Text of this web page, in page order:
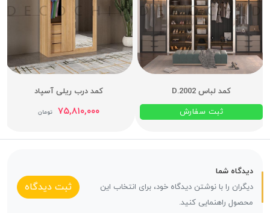
کمد لباس D.2002
ثبت سفارش
کمد درب ریلی آسپاد
۷۵,۸۱۰,۰۰۰ تومان
دیدگاه شما
دیگران را با نوشتن دیدگاه خود، برای انتخاب این
محصول راهنمایی کنید.
ثبت دیدگاه